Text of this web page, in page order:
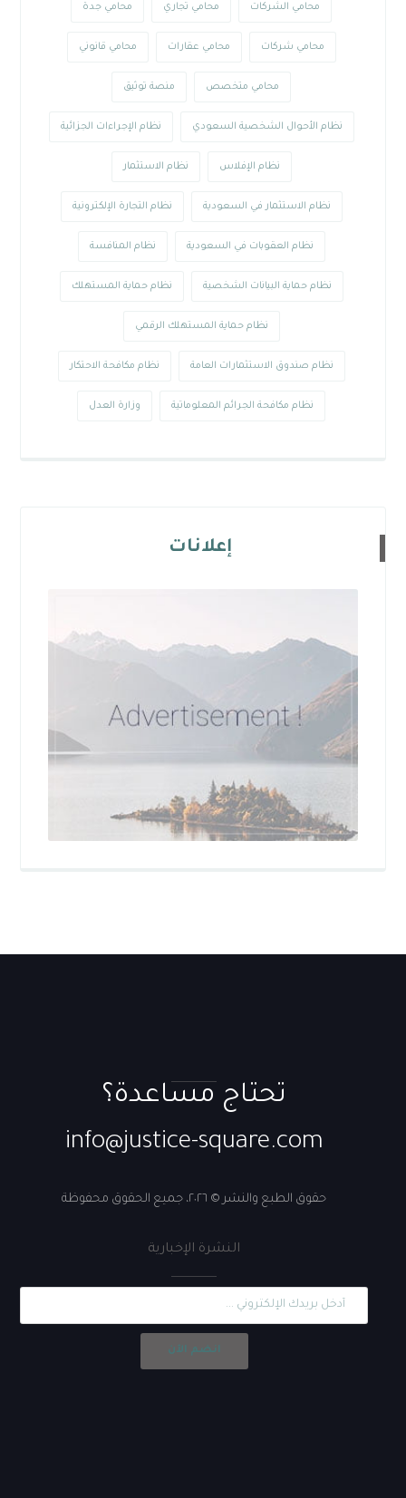
محامي الشركات محامي تجاري محامي جدة
محامي شركات محامي عقارات محامي قانوني
محامي متخصص منصة توثيق
نظام الأحوال الشخصية السعودي نظام الإجراءات الجزائية
نظام الإفلاس نظام الاستثمار
نظام الاستثمار في السعودية نظام التجارة الإلكترونية
نظام العقوبات في السعودية نظام المنافسة
نظام حماية البيانات الشخصية نظام حماية المستهلك
نظام حماية المستهلك الرقمي
نظام صندوق الاستثمارات العامة نظام مكافحة الاحتكار
نظام مكافحة الجرائم المعلوماتية وزارة العدل
إعلانات
تحتاج مساعدة؟
info@justice-square.com
حقوق الطبع والنشر © ٢٠٢٦، جميع الحقوق محفوظة
النشرة الإخبارية
انضم الآن